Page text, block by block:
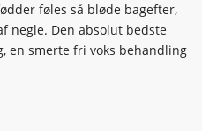
føles så bløde bagefter,
negle. Den absolut bedste
en smerte fri voks behandling